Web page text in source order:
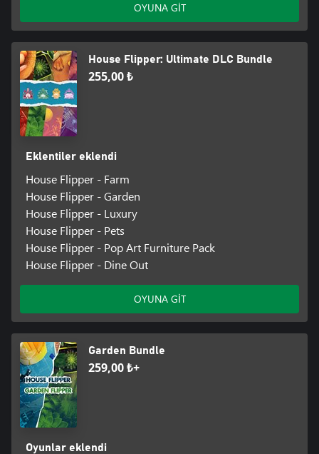
OYUNA GİT
House Flipper: Ultimate DLC Bundle
255,00 ₺
Eklentiler eklendi
House Flipper - Farm
House Flipper - Garden
House Flipper - Luxury
House Flipper - Pets
House Flipper - Pop Art Furniture Pack
House Flipper - Dine Out
OYUNA GİT
Garden Bundle
259,00 ₺+
Oyunlar eklendi